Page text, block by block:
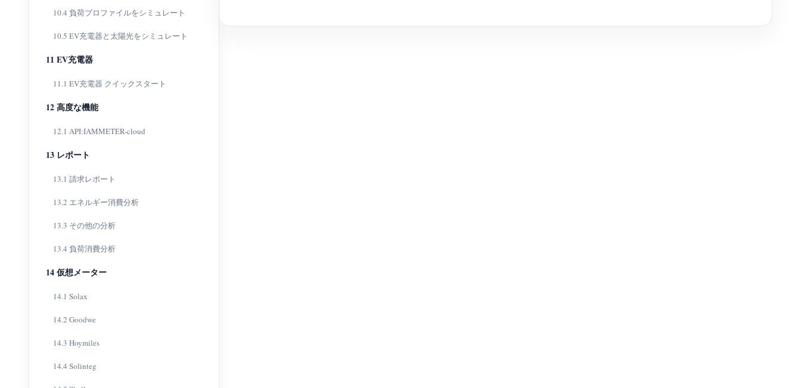
10.4 負荷プロファイルをシミュレート
10.5 EV充電器と太陽光をシミュレート
11 EV充電器
11.1 EV充電器 クイックスタート
12 高度な機能
12.1 API:IAMMETER-cloud
13 レポート
13.1 請求レポート
13.2 エネルギー消費分析
13.3 その他の分析
13.4 負荷消費分析
14 仮想メーター
14.1 Solax
14.2 Goodwe
14.3 Hoymiles
14.4 Solinteg